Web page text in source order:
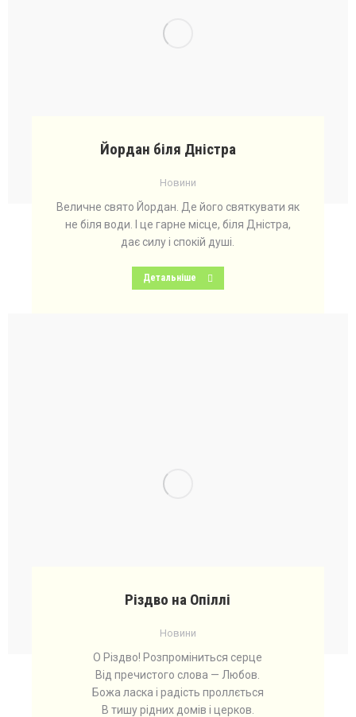
Йордан біля Дністра
Новини
Величне свято Йордан. Де його святкувати як
не біля води. І це гарне місце, біля Дністра,
дає силу і спокій душі.
Детальніше
Різдво на Опіллі
Новини
О Різдво! Розпроміниться серце
Від пречистого слова — Любов.
Божа ласка і радість проллється
В тишу рідних домів і церков.